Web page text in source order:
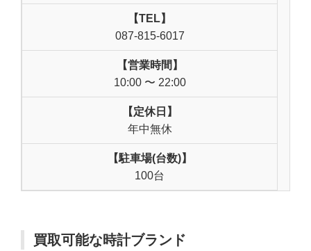
【TEL】
087-815-6017
【営業時間】
10:00 〜 22:00
【定休日】
年中無休
【駐車場(台数)】
100台
買取可能な時計ブランド